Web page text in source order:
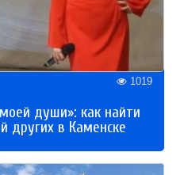
1019
души»: как найти
других в Каменске